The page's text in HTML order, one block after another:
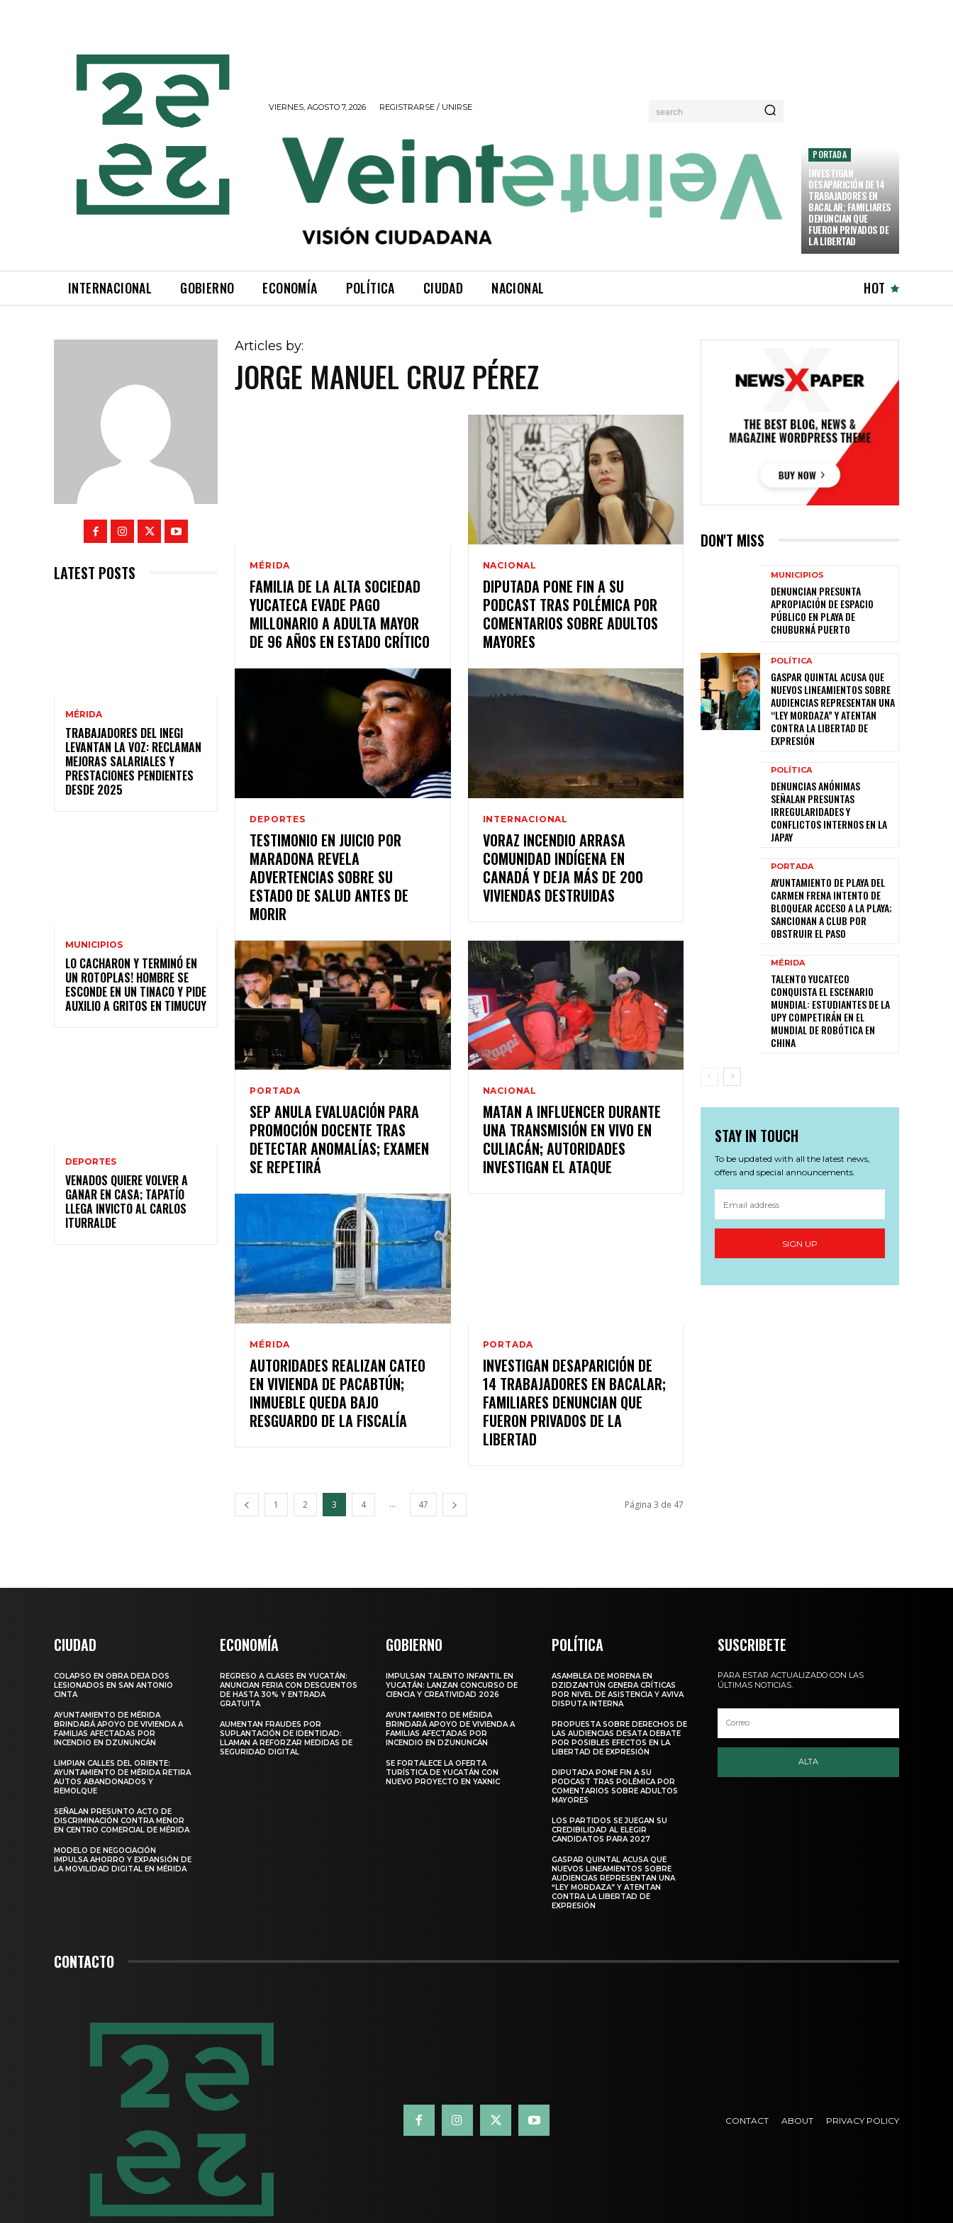
VIERNES, AGOSTO 7, 2026 REGISTRARSE / UNIRSE search
PORTADA
INVESTIGAN
DESAPARICIÓN DE 14
TRABAJADORES EN
BACALAR; FAMILIARES
DENUNCIAN QUE
FUERON PRIVADOS DE
LA LIBERTAD
INTERNACIONAL GOBIERNO ECONOMÍA POLÍTICA CIUDAD NACIONAL HOT
LATEST POSTS
MÉRIDA
TRABAJADORES DEL INEGI
LEVANTAN LA VOZ: RECLAMAN
MEJORAS SALARIALES Y
PRESTACIONES PENDIENTES
DESDE 2025
MUNICIPIOS
LO CACHARON Y TERMINÓ EN
UN ROTOPLAS! HOMBRE SE
ESCONDE EN UN TINACO Y PIDE
AUXILIO A GRITOS EN TIMUCUY
DEPORTES
VENADOS QUIERE VOLVER A
GANAR EN CASA; TAPATÍO
LLEGA INVICTO AL CARLOS
ITURRALDE
Articles by:
JORGE MANUEL CRUZ PÉREZ
MÉRIDA
FAMILIA DE LA ALTA SOCIEDAD
YUCATECA EVADE PAGO
MILLONARIO A ADULTA MAYOR
DE 96 AÑOS EN ESTADO CRÍTICO
NACIONAL
DIPUTADA PONE FIN A SU
PODCAST TRAS POLÉMICA POR
COMENTARIOS SOBRE ADULTOS
MAYORES
DEPORTES
TESTIMONIO EN JUICIO POR
MARADONA REVELA
ADVERTENCIAS SOBRE SU
ESTADO DE SALUD ANTES DE
MORIR
INTERNACIONAL
VORAZ INCENDIO ARRASA
COMUNIDAD INDÍGENA EN
CANADÁ Y DEJA MÁS DE 200
VIVIENDAS DESTRUIDAS
PORTADA
SEP ANULA EVALUACIÓN PARA
PROMOCIÓN DOCENTE TRAS
DETECTAR ANOMALÍAS; EXAMEN
SE REPETIRÁ
NACIONAL
MATAN A INFLUENCER DURANTE
UNA TRANSMISIÓN EN VIVO EN
CULIACÁN; AUTORIDADES
INVESTIGAN EL ATAQUE
MÉRIDA
AUTORIDADES REALIZAN CATEO
EN VIVIENDA DE PACABTÚN;
INMUEBLE QUEDA BAJO
RESGUARDO DE LA FISCALÍA
PORTADA
INVESTIGAN DESAPARICIÓN DE
14 TRABAJADORES EN BACALAR;
FAMILIARES DENUNCIAN QUE
FUERON PRIVADOS DE LA
LIBERTAD
1 2 3 4 ... 47 Página 3 de 47
DON'T MISS
MUNICIPIOS
DENUNCIAN PRESUNTA
APROPIACIÓN DE ESPACIO
PÚBLICO EN PLAYA DE
CHUBURNÁ PUERTO
POLÍTICA
GASPAR QUINTAL ACUSA QUE
NUEVOS LINEAMIENTOS SOBRE
AUDIENCIAS REPRESENTAN UNA
“LEY MORDAZA” Y ATENTAN
CONTRA LA LIBERTAD DE
EXPRESIÓN
POLÍTICA
DENUNCIAS ANÓNIMAS
SEÑALAN PRESUNTAS
IRREGULARIDADES Y
CONFLICTOS INTERNOS EN LA
JAPAY
PORTADA
AYUNTAMIENTO DE PLAYA DEL
CARMEN FRENA INTENTO DE
BLOQUEAR ACCESO A LA PLAYA;
SANCIONAN A CLUB POR
OBSTRUIR EL PASO
MÉRIDA
TALENTO YUCATECO
CONQUISTA EL ESCENARIO
MUNDIAL: ESTUDIANTES DE LA
UPY COMPETIRÁN EN EL
MUNDIAL DE ROBÓTICA EN
CHINA
STAY IN TOUCH
To be updated with all the latest news,
offers and special announcements.
SIGN UP
CIUDAD
COLAPSO EN OBRA DEJA DOS
LESIONADOS EN SAN ANTONIO
CINTA
AYUNTAMIENTO DE MÉRIDA
BRINDARÁ APOYO DE VIVIENDA A
FAMILIAS AFECTADAS POR
INCENDIO EN DZUNUNCÁN
LIMPIAN CALLES DEL ORIENTE:
AYUNTAMIENTO DE MÉRIDA RETIRA
AUTOS ABANDONADOS Y
REMOLQUE
SEÑALAN PRESUNTO ACTO DE
DISCRIMINACIÓN CONTRA MENOR
EN CENTRO COMERCIAL DE MÉRIDA
MODELO DE NEGOCIACIÓN
IMPULSA AHORRO Y EXPANSIÓN DE
LA MOVILIDAD DIGITAL EN MÉRIDA
ECONOMÍA
REGRESO A CLASES EN YUCATÁN:
ANUNCIAN FERIA CON DESCUENTOS
DE HASTA 30% Y ENTRADA
GRATUITA
AUMENTAN FRAUDES POR
SUPLANTACIÓN DE IDENTIDAD:
LLAMAN A REFORZAR MEDIDAS DE
SEGURIDAD DIGITAL
GOBIERNO
IMPULSAN TALENTO INFANTIL EN
YUCATÁN: LANZAN CONCURSO DE
CIENCIA Y CREATIVIDAD 2026
AYUNTAMIENTO DE MÉRIDA
BRINDARÁ APOYO DE VIVIENDA A
FAMILIAS AFECTADAS POR
INCENDIO EN DZUNUNCÁN
SE FORTALECE LA OFERTA
TURÍSTICA DE YUCATÁN CON
NUEVO PROYECTO EN YAXNIC
POLÍTICA
ASAMBLEA DE MORENA EN
DZIDZANTÚN GENERA CRÍTICAS
POR NIVEL DE ASISTENCIA Y AVIVA
DISPUTA INTERNA
PROPUESTA SOBRE DERECHOS DE
LAS AUDIENCIAS DESATA DEBATE
POR POSIBLES EFECTOS EN LA
LIBERTAD DE EXPRESIÓN
DIPUTADA PONE FIN A SU
PODCAST TRAS POLÉMICA POR
COMENTARIOS SOBRE ADULTOS
MAYORES
LOS PARTIDOS SE JUEGAN SU
CREDIBILIDAD AL ELEGIR
CANDIDATOS PARA 2027
GASPAR QUINTAL ACUSA QUE
NUEVOS LINEAMIENTOS SOBRE
AUDIENCIAS REPRESENTAN UNA
“LEY MORDAZA” Y ATENTAN
CONTRA LA LIBERTAD DE
EXPRESIÓN
SUSCRIBETE
PARA ESTAR ACTUALIZADO CON LAS
ÚLTIMAS NOTICIAS.
ALTA
CONTACTO
CONTACT ABOUT PRIVACY POLICY